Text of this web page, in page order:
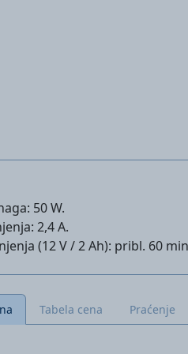
50 W.
2,4 A.
(12 V / 2 Ah): pribl. 60
Tabela cena Praćenje